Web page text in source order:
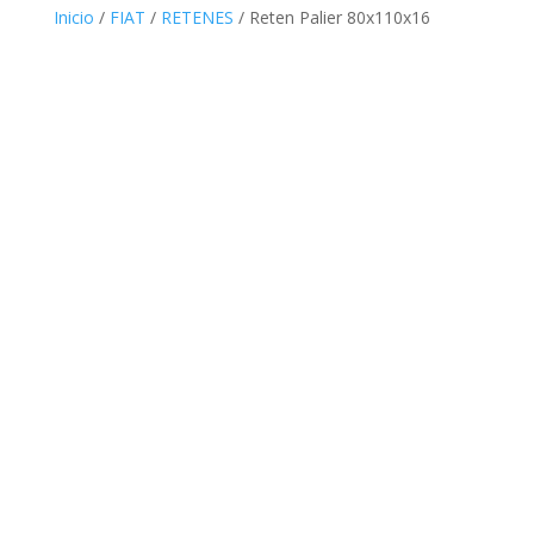
Inicio / FIAT / RETENES / Reten Palier 80x110x16